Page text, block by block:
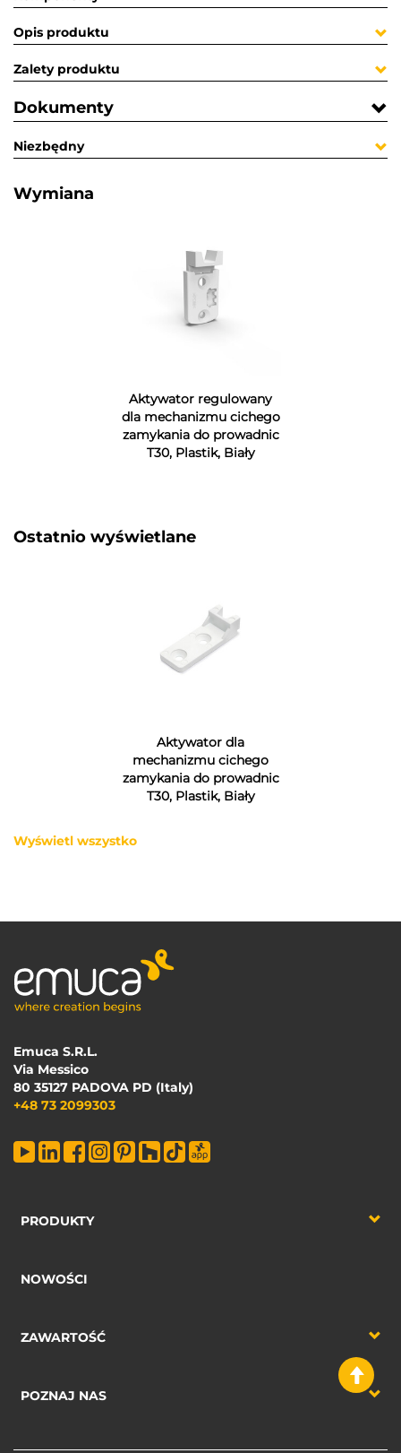
Opis produktu
Zalety produktu
Dokumenty
Niezbędny
Wymiana
Aktywator regulowany
dla mechanizmu cichego
zamykania do prowadnic
T30, Plastik, Biały
Ostatnio wyświetlane​
Aktywator dla
mechanizmu cichego
zamykania do prowadnic
T30, Plastik, Biały
Wyświetl wszystko
Emuca S.R.L.
Via Messico
80 35127 PADOVA PD (Italy)
+48 73 2099303
PRODUKTY
NOWOŚCI
ZAWARTOŚĆ
POZNAJ NAS